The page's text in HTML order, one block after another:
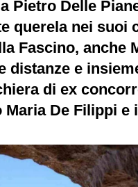
Pietro Delle
querela nei suoi
Fascino, anche
distanze e
di ex
Maria De Filippi e